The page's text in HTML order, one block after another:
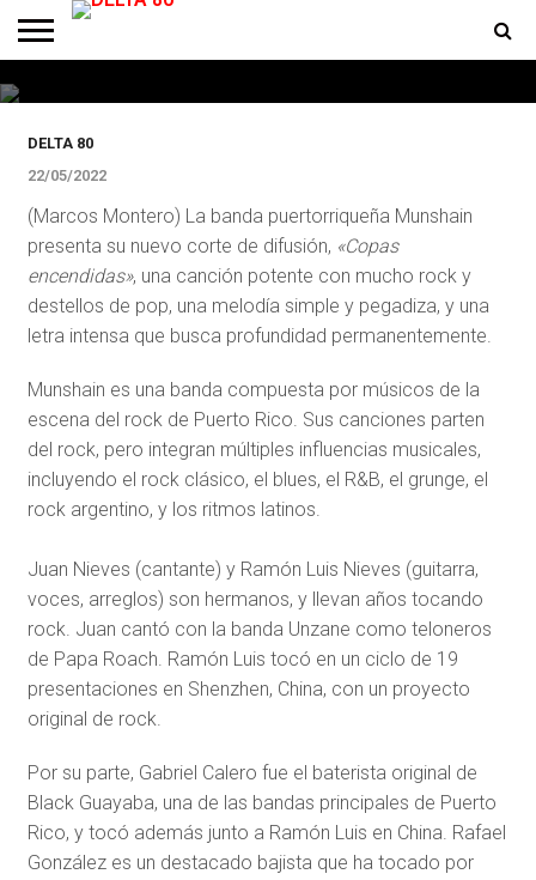
PREMIOS
PRODUCCIONES
PROGRAMACION
CONTACTO
HOMEPAGE
Munshain presenta «Copas
encendidas», su nuevo corte
DELTA 80
22/05/2022
(Marcos Montero) La banda puertorriqueña Munshain
presenta su nuevo corte de difusión, «Copas
encendidas», una canción potente con mucho rock y
destellos de pop, una melodía simple y pegadiza, y una
letra intensa que busca profundidad permanentemente.
Munshain es una banda compuesta por músicos de la
escena del rock de Puerto Rico. Sus canciones parten
del rock, pero integran múltiples influencias musicales,
incluyendo el rock clásico, el blues, el R&B, el grunge, el
rock argentino, y los ritmos latinos.
Juan Nieves (cantante) y Ramón Luis Nieves (guitarra,
voces, arreglos) son hermanos, y llevan años tocando
rock. Juan cantó con la banda Unzane como teloneros
de Papa Roach. Ramón Luis tocó en un ciclo de 19
presentaciones en Shenzhen, China, con un proyecto
original de rock.
Por su parte, Gabriel Calero fue el baterista original de
Black Guayaba, una de las bandas principales de Puerto
Rico, y tocó además junto a Ramón Luis en China. Rafael
González es un destacado bajista que ha tocado por